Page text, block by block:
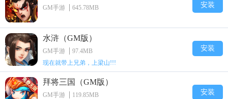
GM手游 645.78MB 安装
水浒（GM版）
GM手游
97.4MB
现在就带上兄弟，上梁山!!!
安装
拜将三国（GM版）
GM手游
119.85MB
安装